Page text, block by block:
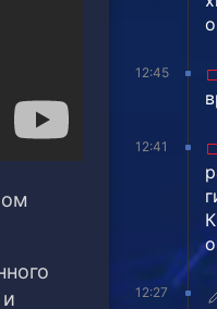
12:45
12:41
12:27